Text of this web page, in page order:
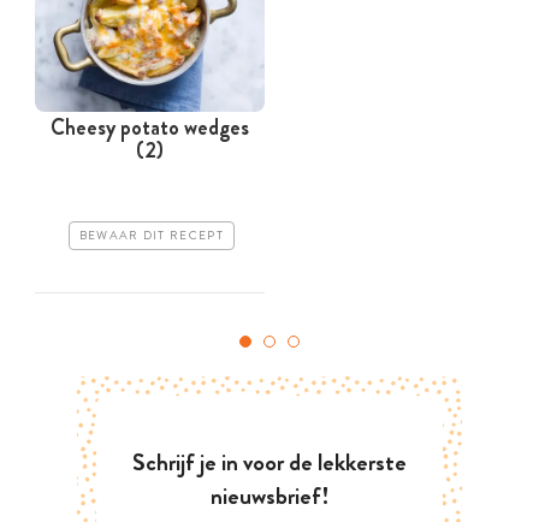
Cheesy potato wedges
(2)
BEWAAR DIT RECEPT
Schrijf je in voor de lekkerste
nieuwsbrief!